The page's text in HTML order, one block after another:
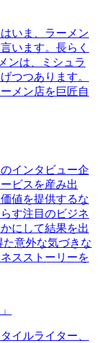
いま、ラーメン
います。長らく
ンは、ミシュラ
つつあります。
メン店を巨匠自
インタビュー企
ビスを産み出
値を提供するな
す注目のビジネ
にして結果を出
意外な気づきな
スストーリーを
イルライター、